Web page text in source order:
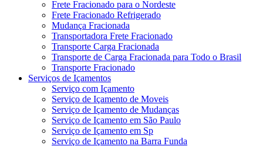
Frete Fracionado para o Nordeste
Frete Fracionado Refrigerado
Mudança Fracionada
Transportadora Frete Fracionado
Transporte Carga Fracionada
Transporte de Carga Fracionada para Todo o Brasil
Transporte Fracionado
Serviços de Içamentos
Serviço com Içamento
Serviço de Içamento de Moveis
Serviço de Içamento de Mudanças
Serviço de Içamento em São Paulo
Serviço de Içamento em Sp
Serviço de Içamento na Barra Funda